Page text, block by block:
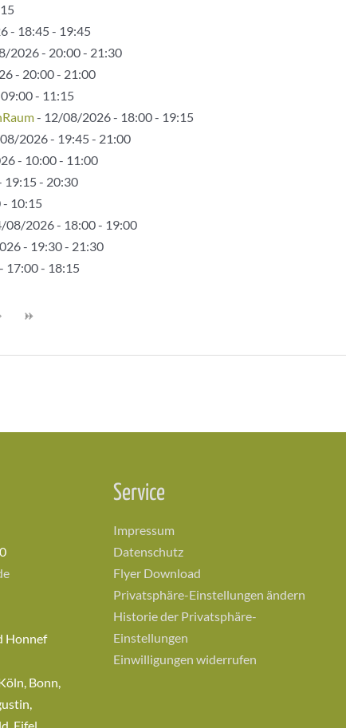
- 18:45 - 19:45
2026 - 20:00 - 21:30
- 20:00 - 21:00
- 11:15
- 12/08/2026 - 18:00 - 19:15
2026 - 19:45 - 21:00
- 10:00 - 11:00
- 20:30
10:15
08/2026 - 18:00 - 19:00
- 19:30 - 21:30
17:00 - 18:15
Honnef
Bonn,
Service
Impressum
Datenschutz
Flyer Download
Privatsphäre-Einstellungen ändern
Historie der Privatsphäre-
Einstellungen
Einwilligungen widerrufen